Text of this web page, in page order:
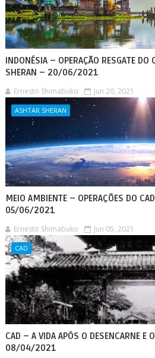
INDONÉSIA – OPERAÇÃO RESGATE DO
SHERAN – 20/06/2021
Ernesto Shimabuko Jun 20, 2021
ASHTAR SHERAN
MEIO AMBIENTE – OPERAÇÕES DO
05/06/2021
Ernesto Shimabuko Jun 05, 2021
CAD
CAD – A VIDA APÓS O DESENCARNE E
08/04/2021